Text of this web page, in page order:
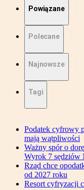
Powiązane
Polecane
Najnowsze
Tagi
Podatek cyfrowy
mają wątpliwości
Ważny spór o
Wyrok 7 sędziów
Rząd chce
od 2027 roku
Resort cyfryzacji